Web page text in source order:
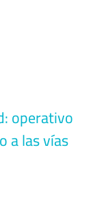
operativo
a las vías